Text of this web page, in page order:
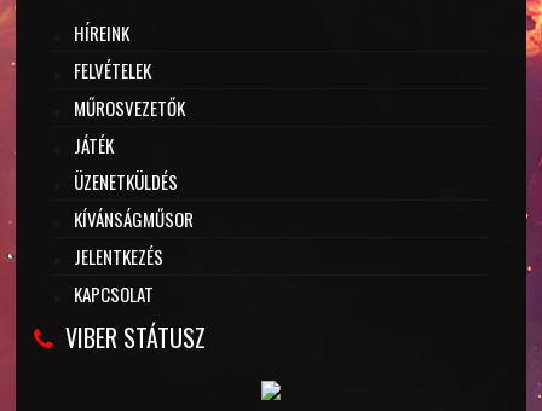
HÍREINK
FELVÉTELEK
MŰROSVEZETŐK
JÁTÉK
ÜZENETKÜLDÉS
KÍVÁNSÁGMŰSOR
JELENTKEZÉS
KAPCSOLAT
VIBER STÁTUSZ